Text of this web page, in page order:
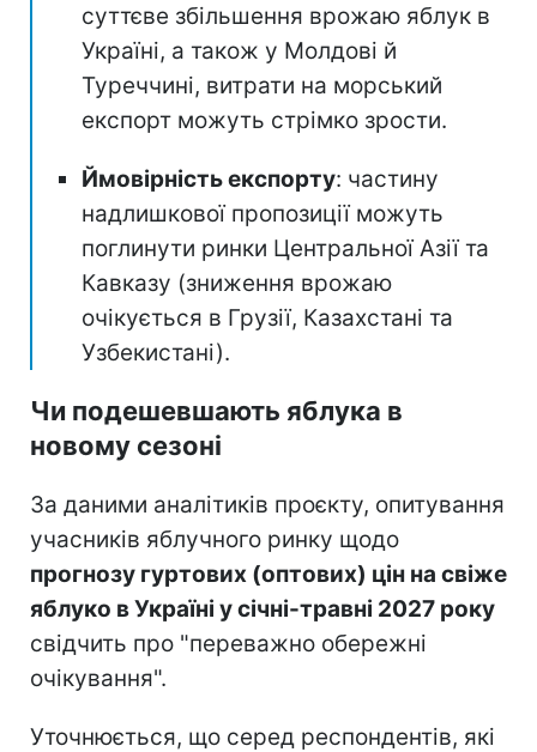
суттєве збільшення врожаю яблук в
Україні, а також у Молдові й
Туреччині, витрати на морський
експорт можуть стрімко зрости.
Ймовірність експорту: частину
надлишкової пропозиції можуть
поглинути ринки Центральної Азії та
Кавказу (зниження врожаю
очікується в Грузії, Казахстані та
Узбекистані).
Чи подешевшають яблука в
новому сезоні
За даними аналітиків проєкту, опитування
учасників яблучного ринку щодо
прогнозу гуртових (оптових) цін на свіже
яблуко в Україні у січні-травні 2027 року
свідчить про "переважно обережні
очікування".
Уточнюється, що серед респондентів, які